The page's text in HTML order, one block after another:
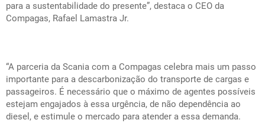
para a sustentabilidade do presente”, destaca o CEO da
Compagas, Rafael Lamastra Jr.
“A parceria da Scania com a Compagas celebra mais um passo
importante para a descarbonização do transporte de cargas e
passageiros. É necessário que o máximo de agentes possíveis
estejam engajados à essa urgência, de não dependência ao
diesel, e estimule o mercado para atender a essa demanda.